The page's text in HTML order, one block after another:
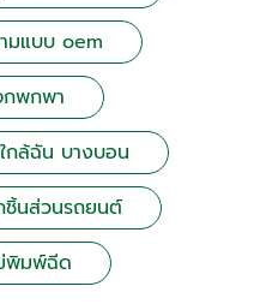
มแบบ oem
กพกพา
กล้ฉัน บางบอน
ชิ้นส่วนรถยนต์
พิมพ์ฉีด